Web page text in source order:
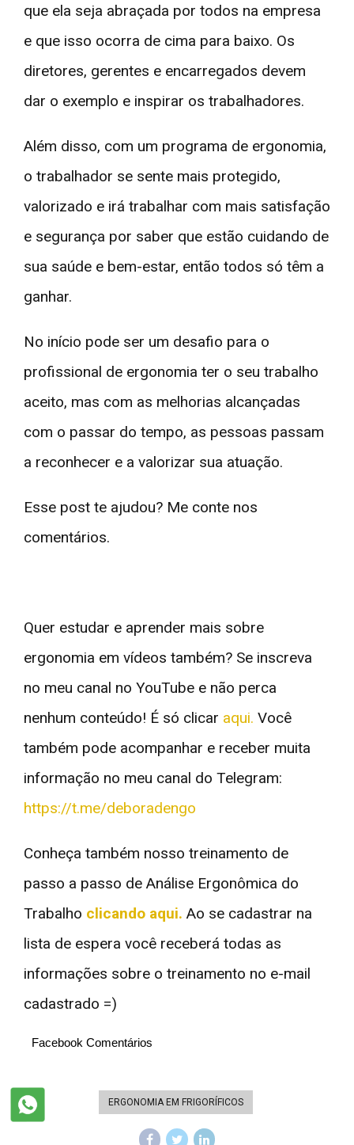
que ela seja abraçada por todos na empresa
e que isso ocorra de cima para baixo. Os
diretores, gerentes e encarregados devem
dar o exemplo e inspirar os trabalhadores.
Além disso, com um programa de ergonomia,
o trabalhador se sente mais protegido,
valorizado e irá trabalhar com mais satisfação
e segurança por saber que estão cuidando de
sua saúde e bem-estar, então todos só têm a
ganhar.
No início pode ser um desafio para o
profissional de ergonomia ter o seu trabalho
aceito, mas com as melhorias alcançadas
com o passar do tempo, as pessoas passam
a reconhecer e a valorizar sua atuação.
Esse post te ajudou? Me conte nos
comentários.
Quer estudar e aprender mais sobre
ergonomia em vídeos também? Se inscreva
no meu canal no YouTube e não perca
nenhum conteúdo! É só clicar aqui. Você
também pode acompanhar e receber muita
informação no meu canal do Telegram:
https://t.me/deboradengo
Conheça também nosso treinamento de
passo a passo de Análise Ergonômica do
Trabalho clicando aqui. Ao se cadastrar na
lista de espera você receberá todas as
informações sobre o treinamento no e-mail
cadastrado =)
Facebook Comentários
ERGONOMIA EM FRIGORÍFICOS